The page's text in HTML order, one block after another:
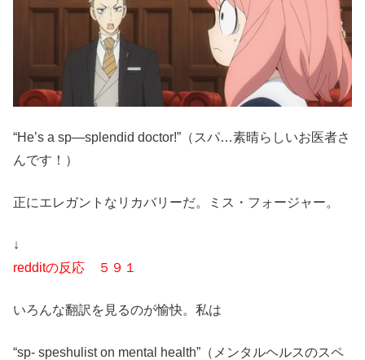
“He’s a sp—splendid doctor!”（スパ…素晴らしいお医者さ
んです！）
正にエレガントなリカバリーだ。ミス・フォージャー。
↓
redditの反応 ５９１
いろんな翻訳を見るのが愉快。私は
“sp- speshulist on mental health”（メンタルヘルスのスペ